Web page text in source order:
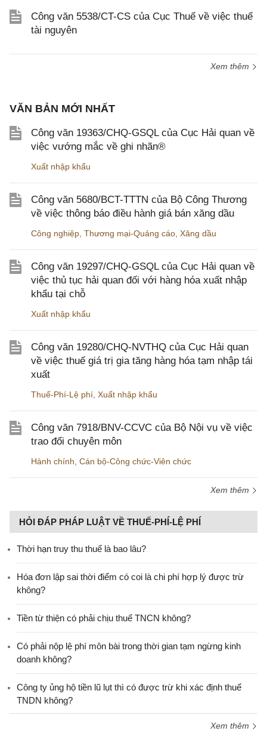
Công văn 5538/CT-CS của Cục Thuế về việc thuế
tài nguyên
Xem thêm
VĂN BẢN MỚI NHẤT
Công văn 19363/CHQ-GSQL của Cục Hải quan về
việc vướng mắc về ghi nhãn®
Xuất nhập khẩu
Công văn 5680/BCT-TTTN của Bộ Công Thương
về việc thông báo điều hành giá bán xăng dầu
Công nghiệp Thương mại-Quảng cáo Xăng dầu
Công văn 19297/CHQ-GSQL của Cục Hải quan về
việc thủ tục hải quan đối với hàng hóa xuất nhập
khẩu tại chỗ
Xuất nhập khẩu
Công văn 19280/CHQ-NVTHQ của Cục Hải quan
về việc thuế giá trị gia tăng hàng hóa tạm nhập tái
xuất
Thuế-Phí-Lệ phí Xuất nhập khẩu
Công văn 7918/BNV-CCVC của Bộ Nội vụ về việc
trao đổi chuyên môn
Hành chính Cán bộ-Công chức-Viên chức
Xem thêm
HỎI ĐÁP PHÁP LUẬT VỀ THUẾ-PHÍ-LỆ PHÍ
Thời hạn truy thu thuế là bao lâu?
Hóa đơn lập sai thời điểm có coi là chi phí hợp lý được trừ
không?
Tiền từ thiện có phải chịu thuế TNCN không?
Có phải nộp lệ phí môn bài trong thời gian tạm ngừng kinh
doanh không?
Công ty ủng hộ tiền lũ lụt thì có được trừ khi xác định thuế
TNDN không?
Xem thêm